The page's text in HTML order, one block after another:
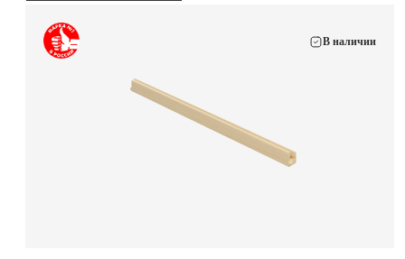
В наличии